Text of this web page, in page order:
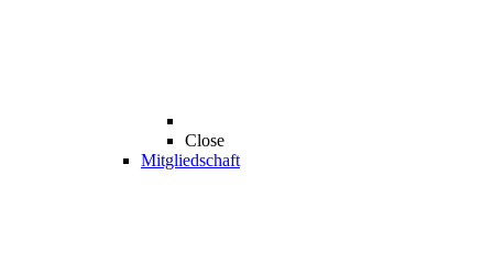
Close
Mitgliedschaft